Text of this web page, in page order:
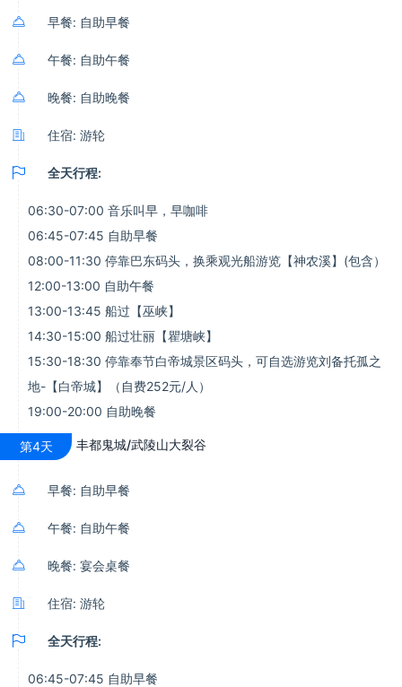
 早餐: 自助早餐
 午餐: 自助午餐
 晚餐: 自助晚餐
 住宿: 游轮
 全天行程:
06:30-07:00 音乐叫早，早咖啡
06:45-07:45 自助早餐
08:00-11:30 停靠巴东码头，换乘观光船游览【神农溪】(包含）
12:00-13:00 自助午餐
13:00-13:45 船过【巫峡】
14:30-15:00 船过壮丽【瞿塘峡】
15:30-18:30 停靠奉节白帝城景区码头，可自选游览刘备托孤之
地-【白帝城】（自费252元/人）
19:00-20:00 自助晚餐
第4天 丰都鬼城/武陵山大裂谷
 早餐: 自助早餐
 午餐: 自助午餐
 晚餐: 宴会桌餐
 住宿: 游轮
 全天行程:
06:45-07:45 自助早餐